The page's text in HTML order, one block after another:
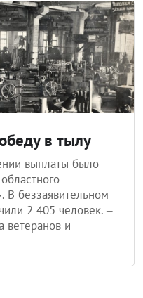
в тылу
выплаты было
В беззаявительном
2 405 человек. –
ветеранов и